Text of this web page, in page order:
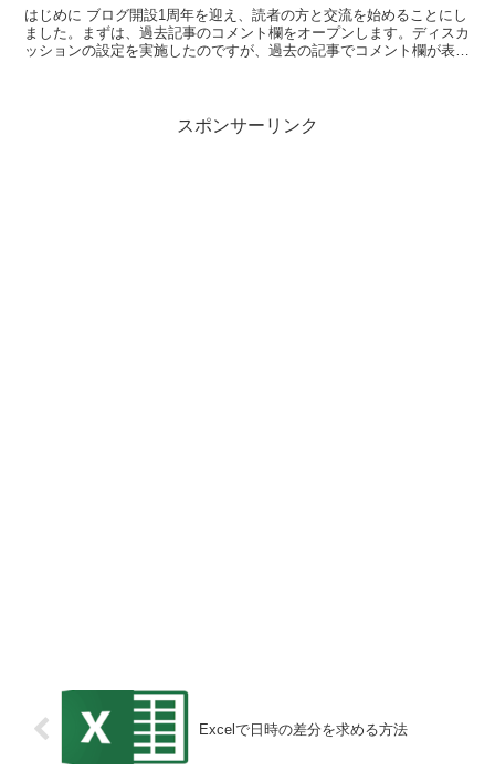
はじめに ブログ開設1周年を迎え、読者の方と交流を始めることにし
ました。まずは、過去記事のコメント欄をオープンします。ディスカ
ッションの設定を実施したのですが、過去の記事でコメント欄が表示
スポンサーリンク
Excelで日時の差分を求める方法